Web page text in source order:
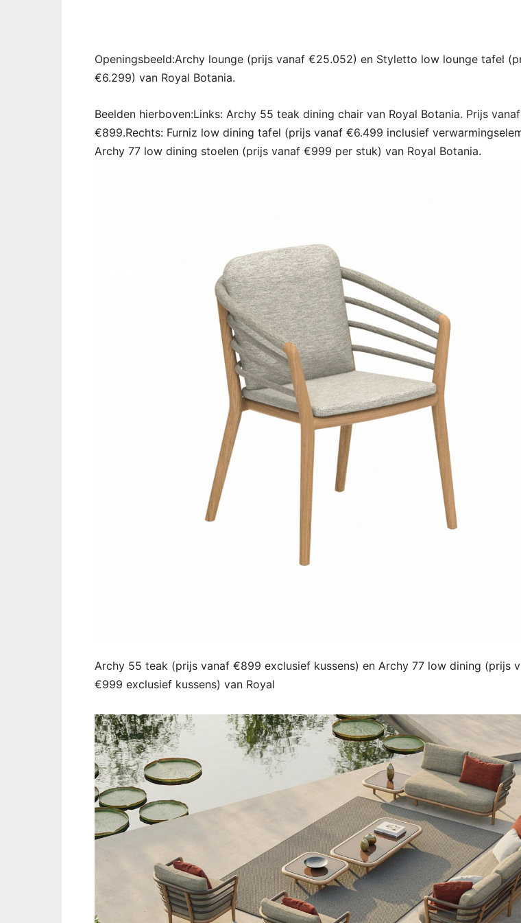
Openingsbeeld:Archy lounge (prijs vanaf €25.052) en Styletto low lounge tafel
€6.299) van Royal Botania.
Beelden hierboven:Links: Archy 55 teak dining chair van Royal Botania. Prijs vanaf
€899.Rechts: Furniz low dining tafel (prijs vanaf €6.499 inclusief
Archy 77 low dining stoelen (prijs vanaf €999 per stuk) van Royal Botania.
Archy 55 teak (prijs vanaf €899 exclusief kussens) en Archy 77 low dining (prijs
€999 exclusief kussens) van Royal